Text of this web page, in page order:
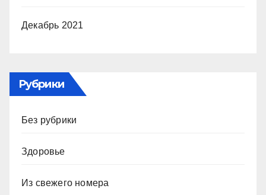
Декабрь 2021
Рубрики
Без рубрики
Здоровье
Из свежего номера